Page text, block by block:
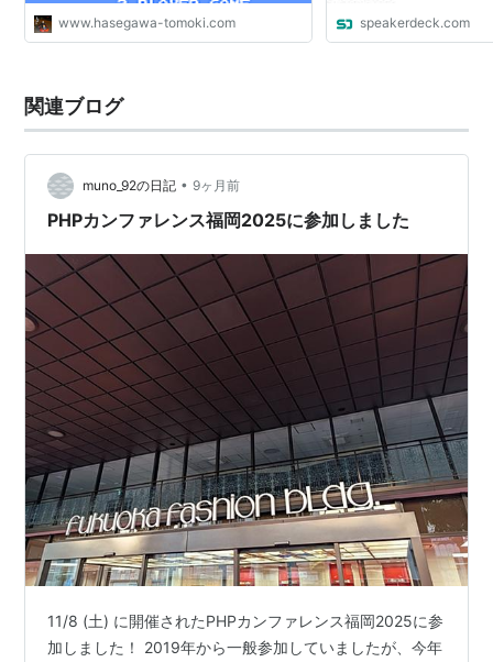
www.hasegawa-tomoki.com speakerdeck.com
関連ブログ
muno_92の日記 • 9ヶ月前
PHPカンファレンス福岡2025に参加しました
11/8 (土) に開催されたPHPカンファレンス福岡2025に参
加しました！ 2019年から一般参加していましたが、今年